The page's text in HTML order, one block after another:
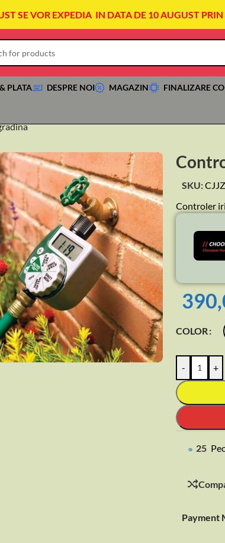
SE VOR EXPEDIA IN DATA DE 10 AUGUST
PLATA DESPRE NOI MAGAZIN FINALIZARE
SKU:
Controler
COLOR
- +
24
Payment